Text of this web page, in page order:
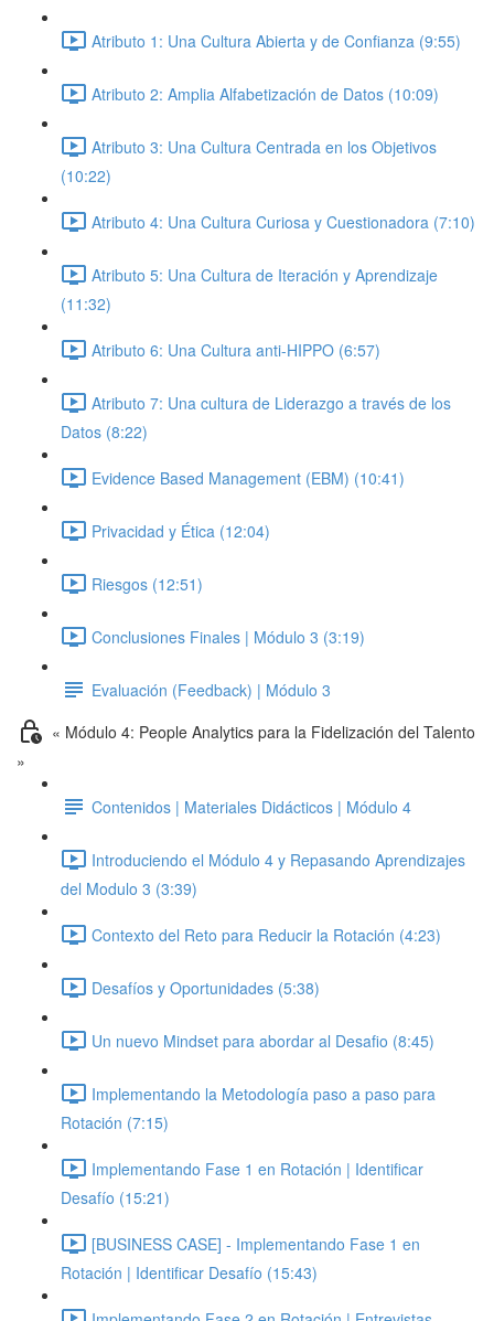
Atributo 1: Una Cultura Abierta y de Confianza (9:55)
Atributo 2: Amplia Alfabetización de Datos (10:09)
Atributo 3: Una Cultura Centrada en los Objetivos
(10:22)
Atributo 4: Una Cultura Curiosa y Cuestionadora (7:10)
Atributo 5: Una Cultura de Iteración y Aprendizaje
(11:32)
Atributo 6: Una Cultura anti-HIPPO (6:57)
Atributo 7: Una cultura de Liderazgo a través de los
Datos (8:22)
Evidence Based Management (EBM) (10:41)
Privacidad y Ética (12:04)
Riesgos (12:51)
Conclusiones Finales | Módulo 3 (3:19)
Evaluación (Feedback) | Módulo 3
« Módulo 4: People Analytics para la Fidelización del Talento
»
Contenidos | Materiales Didácticos | Módulo 4
Introduciendo el Módulo 4 y Repasando Aprendizajes
del Modulo 3 (3:39)
Contexto del Reto para Reducir la Rotación (4:23)
Desafíos y Oportunidades (5:38)
Un nuevo Mindset para abordar al Desafio (8:45)
Implementando la Metodología paso a paso para
Rotación (7:15)
Implementando Fase 1 en Rotación | Identificar
Desafío (15:21)
[BUSINESS CASE] - Implementando Fase 1 en
Rotación | Identificar Desafío (15:43)